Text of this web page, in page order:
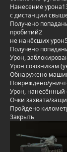
Нанесение урона
с дистанции
Получено
пробитий2
не нанёсших урон5
Получено
Урон,
Урон союзникам
Обнаружено
Повреждено/
Урон, нанесённый
Очки захвата/
Пройдено
Закрыть